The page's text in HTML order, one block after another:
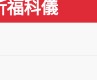
福科儀